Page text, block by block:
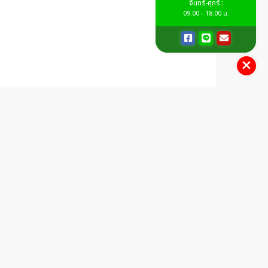
จันทร์-ศุกร์ :
09.00 - 18.00 น.